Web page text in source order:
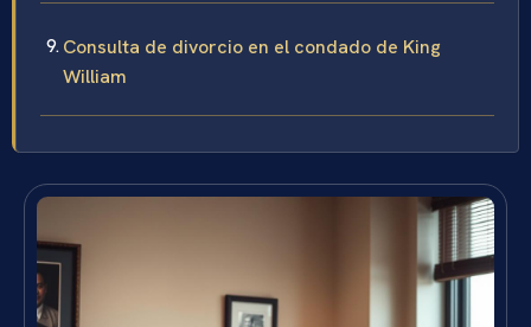
Consulta de divorcio en el condado de King
William